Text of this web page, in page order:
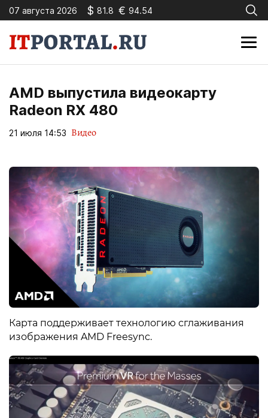
07 августа 2026 $ 81.8 € 94.54
AMD выпустила видеокарту
Radeon RX 480
21 июля 14:53 Видео
Карта поддерживает технологию сглаживания
изображения AMD Freesync.